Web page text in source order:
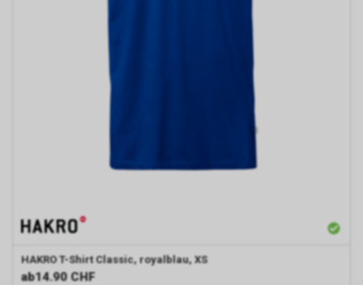
HAKRO T-Shirt Classic, royalblau, XS
ab14.90 CHF